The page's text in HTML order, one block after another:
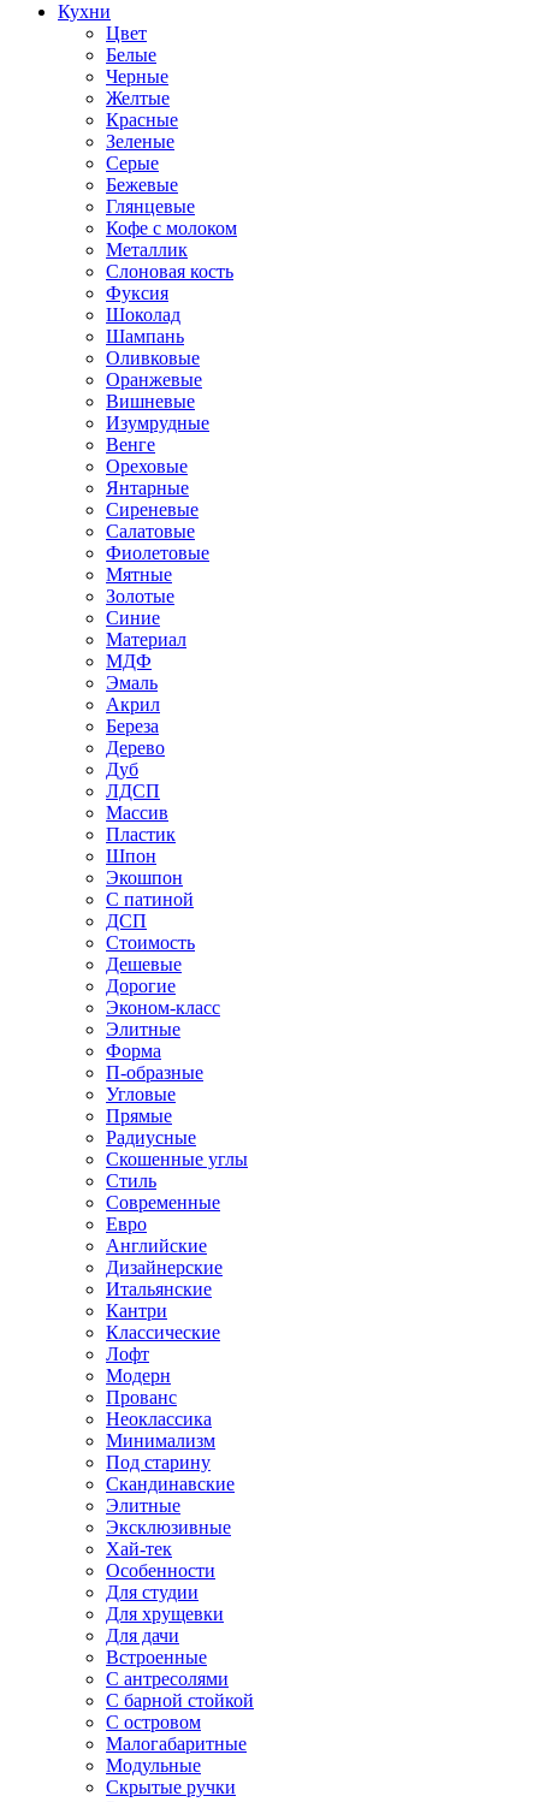
Кухни
Цвет
Белые
Черные
Желтые
Красные
Зеленые
Серые
Бежевые
Глянцевые
Кофе с молоком
Металлик
Слоновая кость
Фуксия
Шоколад
Шампань
Оливковые
Оранжевые
Вишневые
Изумрудные
Венге
Ореховые
Янтарные
Сиреневые
Салатовые
Фиолетовые
Мятные
Золотые
Синие
Материал
МДФ
Эмаль
Акрил
Береза
Дерево
Дуб
ЛДСП
Массив
Пластик
Шпон
Экошпон
С патиной
ДСП
Стоимость
Дешевые
Дорогие
Эконом-класс
Элитные
Форма
П-образные
Угловые
Прямые
Радиусные
Скошенные углы
Стиль
Современные
Евро
Английские
Дизайнерские
Итальянские
Кантри
Классические
Лофт
Модерн
Прованс
Неоклассика
Минимализм
Под старину
Скандинавские
Элитные
Эксклюзивные
Хай-тек
Особенности
Для студии
Для хрущевки
Для дачи
Встроенные
С антресолями
С барной стойкой
С островом
Малогабаритные
Модульные
Скрытые ручки